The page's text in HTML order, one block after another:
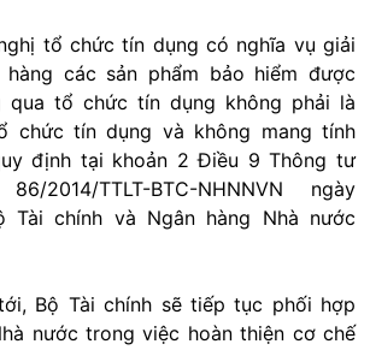
tổ chức tín dụng có nghĩa vụ giải
các sản phẩm bảo hiểm được
qua tổ chức tín dụng không phải là
chức tín dụng và không mang tính
định tại khoản 2 Điều 9 Thông tư
TTLT-BTC-NHNNVN ngày
Tài chính và Ngân hàng Nhà nước
Bộ Tài chính sẽ tiếp tục phối hợp
nước trong việc hoàn thiện cơ chế